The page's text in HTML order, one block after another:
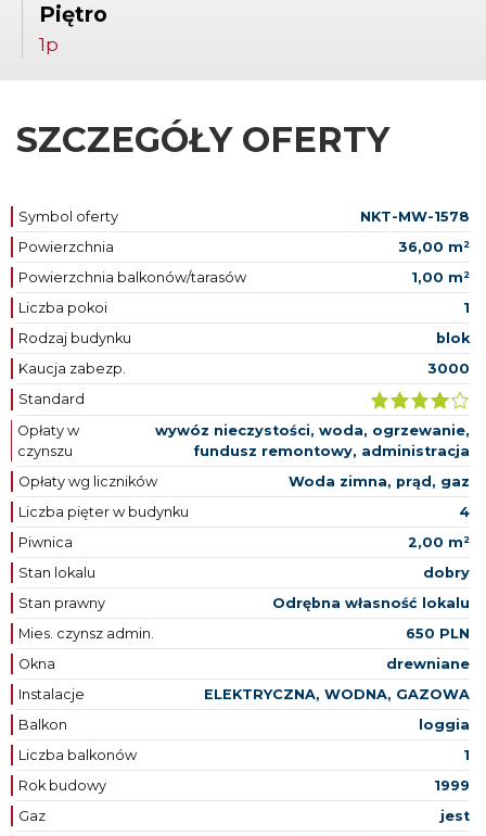
Piętro
1p
SZCZEGÓŁY OFERTY
Symbol oferty
NKT-MW-1578
Powierzchnia
36,00 m²
Powierzchnia balkonów/tarasów
1,00 m²
Liczba pokoi
1
Rodzaj budynku
blok
Kaucja zabezp.
3000
Standard
Opłaty w
czynszu
wywóz nieczystości, woda, ogrzewanie,
fundusz remontowy, administracja
Opłaty wg liczników
Woda zimna, prąd, gaz
Liczba pięter w budynku
4
Piwnica
2,00 m²
Stan lokalu
dobry
Stan prawny
Odrębna własność lokalu
Mies. czynsz admin.
650 PLN
Okna
drewniane
Instalacje
ELEKTRYCZNA, WODNA, GAZOWA
Balkon
loggia
Liczba balkonów
1
Rok budowy
1999
Gaz
jest